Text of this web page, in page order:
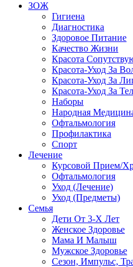
ЗОЖ
Гигиена
Диагностика
Здоровое Питание
Качество Жизни
Красота
Красота-Уход За
Красота-Уход За
Красота-Уход За
Наборы
Народная
Офтальмология
Профилактика
Спорт
Лечение
Курсовой Прием/
Офтальмология
Уход (Лечение)
Уход (Предметы)
Семья
Дети От 3-Х Лет
Женское Здоровье
Мама И Малыш
Мужское Здоровье
Сезон, Импульс,